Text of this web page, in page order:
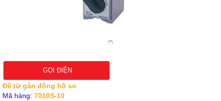
GỌI ĐIỆN
Đế từ gắn đồng hồ so
Mã hàng: 7010S-10